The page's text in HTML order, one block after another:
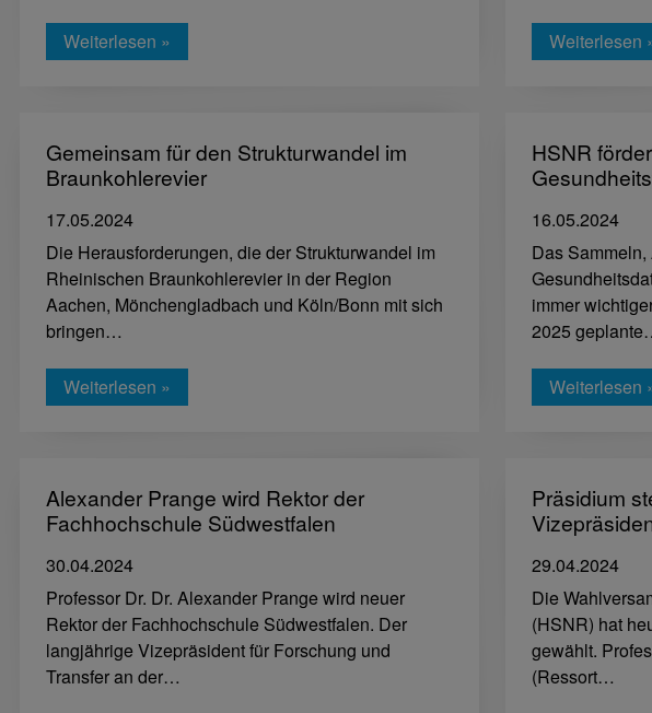
Weiterlesen » Weiterlesen
Gemeinsam für den Strukturwandel im
Braunkohlerevier
17.05.2024
Die Herausforderungen, die der Strukturwandel im
Rheinischen Braunkohlerevier in der Region
Aachen, Mönchengladbach und Köln/Bonn mit sich
bringen…
Weiterlesen »
HSNR
16.05.2024
Das
immer
2025
Weiterlesen
Alexander Prange wird Rektor der
Fachhochschule Südwestfalen
30.04.2024
Professor Dr. Dr. Alexander Prange wird neuer
Rektor der Fachhochschule Südwestfalen. Der
langjährige Vizepräsident für Forschung und
Transfer an der…
Präsidium
29.04.2024
Die
(HSNR) hat
gewählt.
(Ressort…